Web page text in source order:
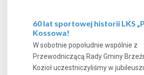
60 lat sportowej historii LKS
Kossowa!
W sobotnie popołudnie wspólnie z
Przewodniczącą Rady Gminy
Kozioł uczestniczyliśmy w